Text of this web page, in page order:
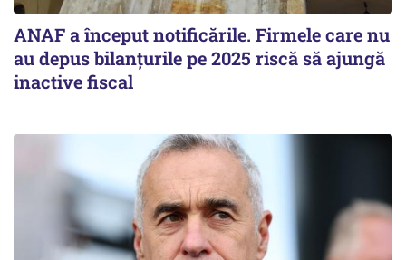
ANAF a început notificările. Firmele care nu
au depus bilanțurile pe 2025 riscă să ajungă
inactive fiscal